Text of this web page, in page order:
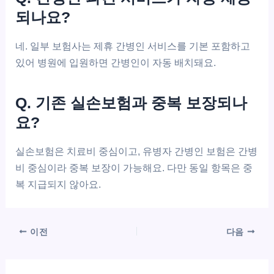
되나요?
네. 일부 보험사는 제휴 간병인 서비스를 기본 포함하고
있어 병원에 입원하면 간병인이 자동 배치돼요.
Q. 기존 실손보험과 중복 보장되나
요?
실손보험은 치료비 중심이고, 유병자 간병인 보험은 간병
비 중심이라 중복 보장이 가능해요. 다만 동일 항목은 중
복 지급되지 않아요.
이전 다음